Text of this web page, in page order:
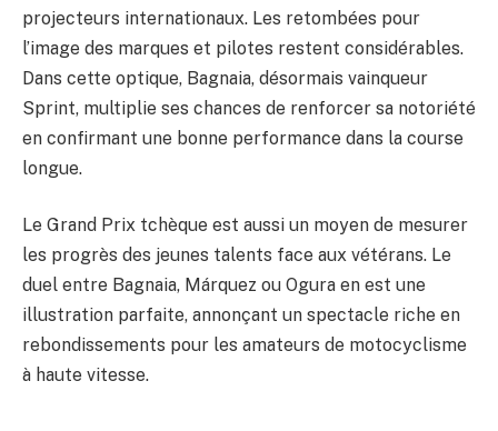
projecteurs internationaux. Les retombées pour
l’image des marques et pilotes restent considérables.
Dans cette optique, Bagnaia, désormais vainqueur
Sprint, multiplie ses chances de renforcer sa notoriété
en confirmant une bonne performance dans la course
longue.
Le Grand Prix tchèque est aussi un moyen de mesurer
les progrès des jeunes talents face aux vétérans. Le
duel entre Bagnaia, Márquez ou Ogura en est une
illustration parfaite, annonçant un spectacle riche en
rebondissements pour les amateurs de motocyclisme
à haute vitesse.